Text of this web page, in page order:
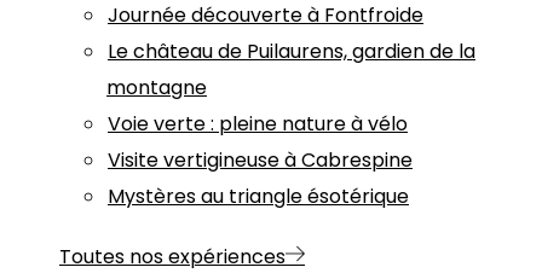
Journée découverte à Fontfroide
Le château de Puilaurens, gardien de la
montagne
Voie verte : pleine nature à vélo
Visite vertigineuse à Cabrespine
Mystères au triangle ésotérique
Toutes nos expériences